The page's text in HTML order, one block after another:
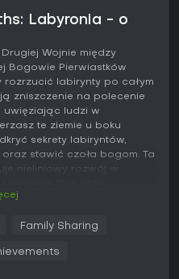
Labyronia - o
Wojnie między
Bogowie Pierwiastków
rozrzucić labirynty po całym
zniszczenie na polecenie
uwięziając ludzi w
te ziemie u boku
sekrety labiryntów,
stawić czoła bogom. Ta
nieliniowy rozwój w
nowymi umiejętnościami i
zbieraj przedmioty i
temperatur. Dla nowicjuszy
definitywny remake z
Family Sharing